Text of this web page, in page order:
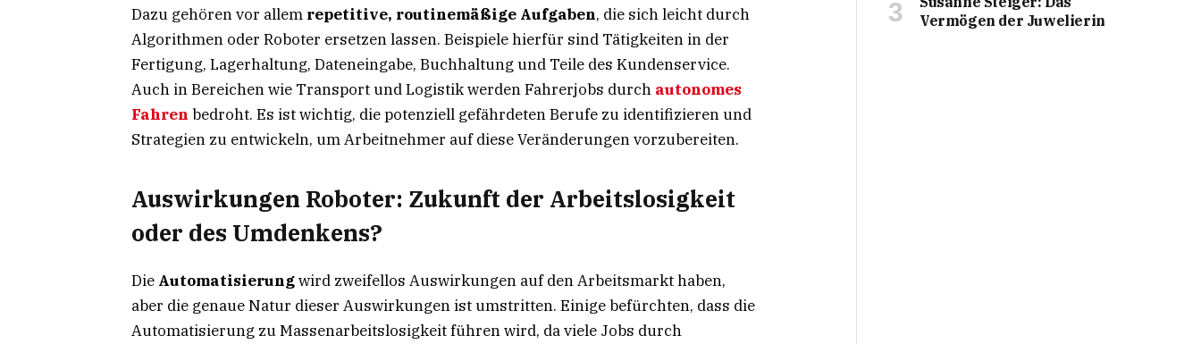
Dazu gehören vor allem repetitive, routinemäßige Aufgaben, die sich leicht durch
Algorithmen oder Roboter ersetzen lassen. Beispiele hierfür sind Tätigkeiten in der
Fertigung, Lagerhaltung, Dateneingabe, Buchhaltung und Teile des Kundenservice.
Auch in Bereichen wie Transport und Logistik werden Fahrerjobs durch autonomes
Fahren bedroht. Es ist wichtig, die potenziell gefährdeten Berufe zu identifizieren und
Strategien zu entwickeln, um Arbeitnehmer auf diese Veränderungen vorzubereiten.
Auswirkungen Roboter: Zukunft der Arbeitslosigkeit
oder des Umdenkens?
Die Automatisierungwird zweifellos Auswirkungen auf den Arbeitsmarkt haben,
aber die genaue Natur dieser Auswirkungen ist umstritten. Einige befürchten, dass die
Automatisierung zu Massenarbeitslosigkeit führen wird, da viele Jobs durch
Vermögen der Juwelierin